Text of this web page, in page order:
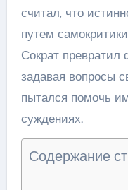
считал, что
путем
Сократ
задавая вопросы
пытался помочь
суждениях.
Содержание